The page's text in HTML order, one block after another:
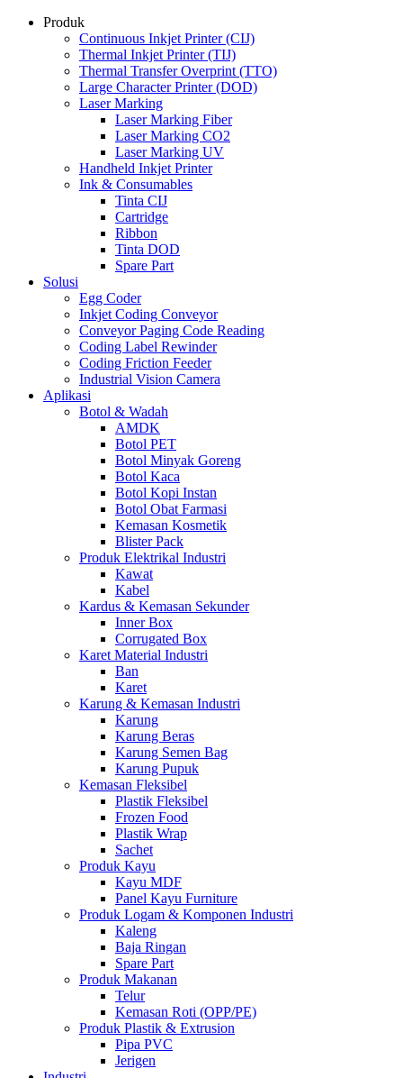
Produk
Continuous Inkjet Printer (CIJ)
Thermal Inkjet Printer (TIJ)
Thermal Transfer Overprint (TTO)
Large Character Printer (DOD)
Laser Marking
Laser Marking Fiber
Laser Marking CO2
Laser Marking UV
Handheld Inkjet Printer
Ink & Consumables
Tinta CIJ
Cartridge
Ribbon
Tinta DOD
Spare Part
Solusi
Egg Coder
Inkjet Coding Conveyor
Conveyor Paging Code Reading
Coding Label Rewinder
Coding Friction Feeder
Industrial Vision Camera
Aplikasi
Botol & Wadah
AMDK
Botol PET
Botol Minyak Goreng
Botol Kaca
Botol Kopi Instan
Botol Obat Farmasi
Kemasan Kosmetik
Blister Pack
Produk Elektrikal Industri
Kawat
Kabel
Kardus & Kemasan Sekunder
Inner Box
Corrugated Box
Karet Material Industri
Ban
Karet
Karung & Kemasan Industri
Karung
Karung Beras
Karung Semen Bag
Karung Pupuk
Kemasan Fleksibel
Plastik Fleksibel
Frozen Food
Plastik Wrap
Sachet
Produk Kayu
Kayu MDF
Panel Kayu Furniture
Produk Logam & Komponen Industri
Kaleng
Baja Ringan
Spare Part
Produk Makanan
Telur
Kemasan Roti (OPP/PE)
Produk Plastik & Extrusion
Pipa PVC
Jerigen